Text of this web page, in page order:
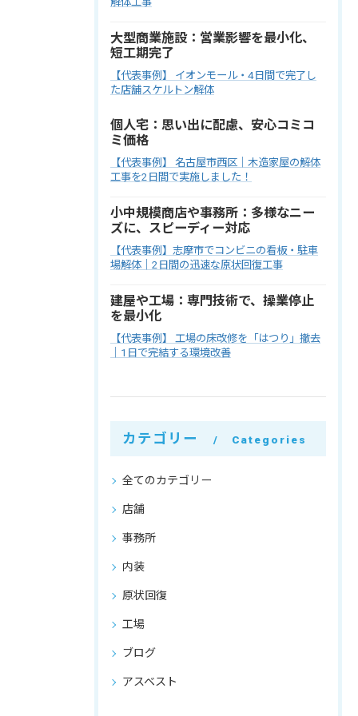
大型商業施設：営業影響を最小化、
短工期完了
【代表事例】 イオンモール・4日間で完了し
た店舗スケルトン解体
個人宅：思い出に配慮、安心コミコ
ミ価格
【代表事例】 名古屋市西区｜木造家屋の解体
工事を2日間で実施しました！
小中規模商店や事務所：多様なニー
ズに、スピーディー対応
【代表事例】志摩市でコンビニの看板・駐車
場解体｜2日間の迅速な原状回復工事
建屋や工場：専門技術で、操業停止
を最小化
【代表事例】 工場の床改修を「はつり」撤去
｜1日で完結する環境改善
カテゴリー Categories
全てのカテゴリー
店舗
事務所
内装
原状回復
工場
ブログ
アスベスト